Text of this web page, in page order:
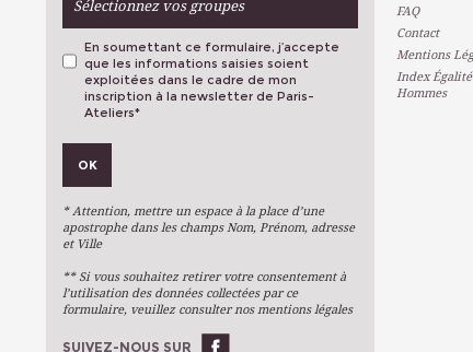
Sélectionnez vos groupes
Métiers D'art
Arts Du Texte
Stages Ponctuels
Ateliers À L'année
En soumettant ce formulaire, j’accepte
que les informations saisies soient
exploitées dans le cadre de mon
inscription à la newsletter de Paris-
Ateliers*
OK
* Attention, mettre un espace à la place d’une
apostrophe dans les champs Nom, Prénom, adresse
et Ville
** Si vous souhaitez retirer votre consentement à
l’utilisation des données collectées par ce
formulaire, veuillez consulter nos mentions légales
SUIVEZ-NOUS SUR
FAQ
Contact
Mentions
Index Égalité
Hommes